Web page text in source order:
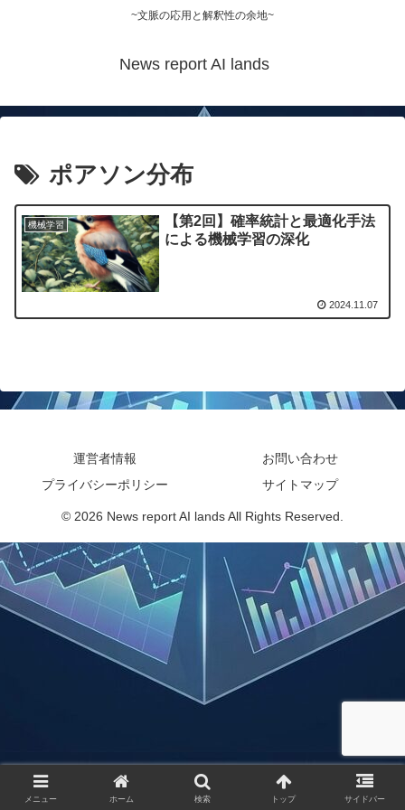
~文脈の応用と解釈性の余地~
News report AI lands
ポアソン分布
機械学習
【第2回】確率統計と最適化手法
による機械学習の深化
2024.11.07
運営者情報
お問い合わせ
プライバシーポリシー
サイトマップ
© 2026 News report AI lands All Rights Reserved.
メニュー ホーム 検索 トップ サイドバー